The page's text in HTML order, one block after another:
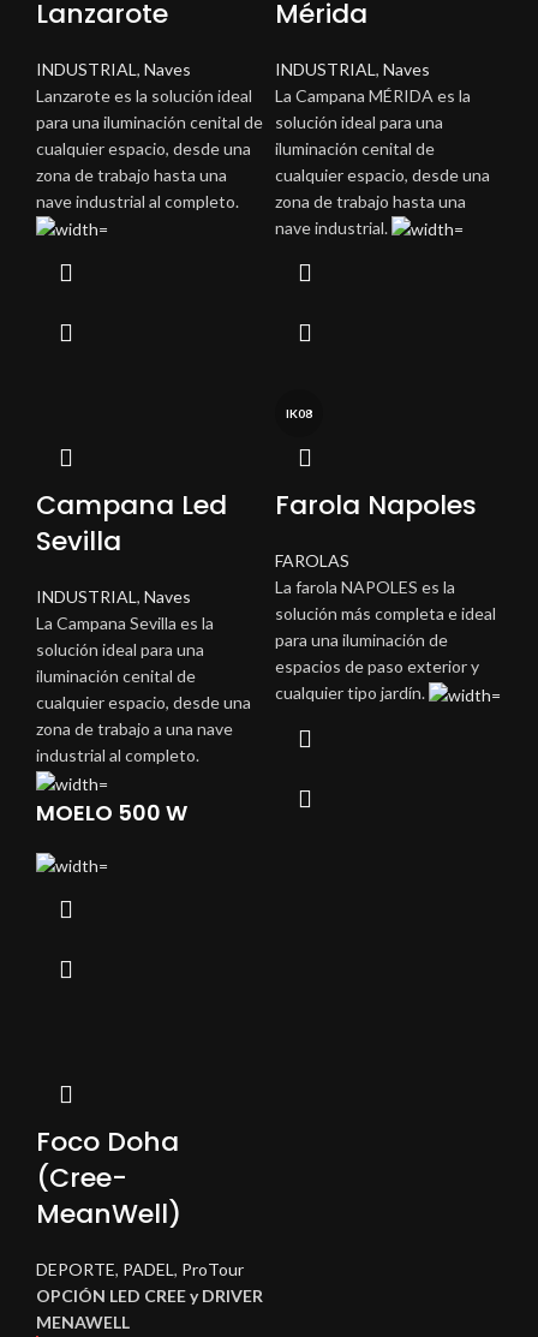
Lanzarote
INDUSTRIAL, Naves
Lanzarote es la solución ideal
para una iluminación cenital de
cualquier espacio, desde una
zona de trabajo hasta una
nave industrial al completo.
Mérida
INDUSTRIAL, Naves
La Campana MÉRIDA es la
solución ideal para una
iluminación cenital de
cualquier espacio, desde una
zona de trabajo hasta una
nave industrial.
Campana Led
Sevilla
INDUSTRIAL, Naves
La Campana Sevilla es la
solución ideal para una
iluminación cenital de
cualquier espacio, desde una
zona de trabajo a una nave
industrial al completo.
MOELO 500 W
IK08
Farola Napoles
FAROLAS
La farola NAPOLES es la
solución más completa e ideal
para una iluminación de
espacios de paso exterior y
cualquier tipo jardín.
Foco Doha
(Cree-
MeanWell)
DEPORTE, PADEL, ProTour
OPCIÓN LED CREE y DRIVER
MENAWELL